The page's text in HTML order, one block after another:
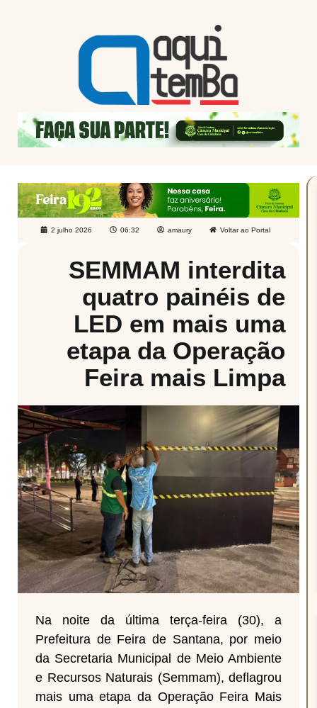
2 julho 2026 06:32 amaury Voltar ao Portal
SEMMAM interdita
quatro painéis de
LED em mais uma
etapa da Operação
Feira mais Limpa
Na noite da última terça-feira (30), a
Prefeitura de Feira de Santana, por meio
da Secretaria Municipal de Meio Ambiente
e Recursos Naturais (Semmam), deflagrou
mais uma etapa da Operação Feira Mais